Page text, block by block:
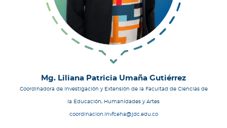
Mg. Liliana Patricia Umaña Gutiérrez
Coordinadora de Investigación y Extensión de la Facultad de Ciencias de
la Educación, Humanidades y Artes
coordinacion.invfceha@jdc.edu.co